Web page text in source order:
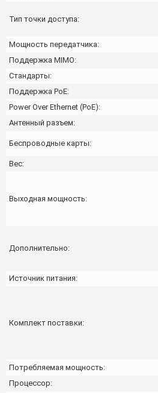
Тип точки доступа:
Мощность передатчика:
Поддержка MIMO:
Стандарты:
Поддержка PoE:
Power Over Ethernet (PoE):
Антенный разъем:
Беспроводные карты:
Вес:
Выходная мощность:
Дополнительно:
Источник питания:
Комплект поставки:
Потребляемая мощность:
Процессор: